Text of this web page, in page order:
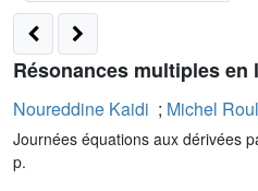
Résonances multiples
Noureddine Kaidi ; Michel
Journées équations aux dérivées
p.